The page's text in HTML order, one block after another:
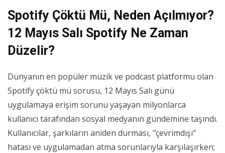
Spotify Çöktü Mü, Neden Açılmıyor?
12 Mayıs Salı Spotify Ne Zaman
Düzelir?
Dünyanın en popüler müzik ve podcast platformu olan
Spotify çöktü mü sorusu, 12 Mayıs Salı günü
uygulamaya erişim sorunu yaşayan milyonlarca
kullanıcı tarafından sosyal medyanın gündemine taşındı.
Kullanıcılar, şarkıların aniden durması, "çevrimdışı"
hatası ve uygulamadan atma sorunlarıyla karşılaşırken;